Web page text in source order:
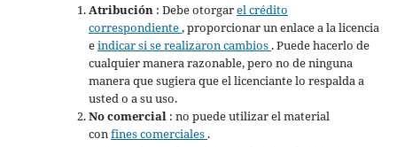
Atribución : Debe otorgarel crédito
correspondiente, proporcionar un enlace a la licencia
eindicar si se realizaron cambios . Puede hacerlo de
cualquier manera razonable, pero no de ninguna
manera que sugiera que el licenciante lo respalda a
usted o a su uso.
No comercial : no puede utilizar el material
con fines comerciales .